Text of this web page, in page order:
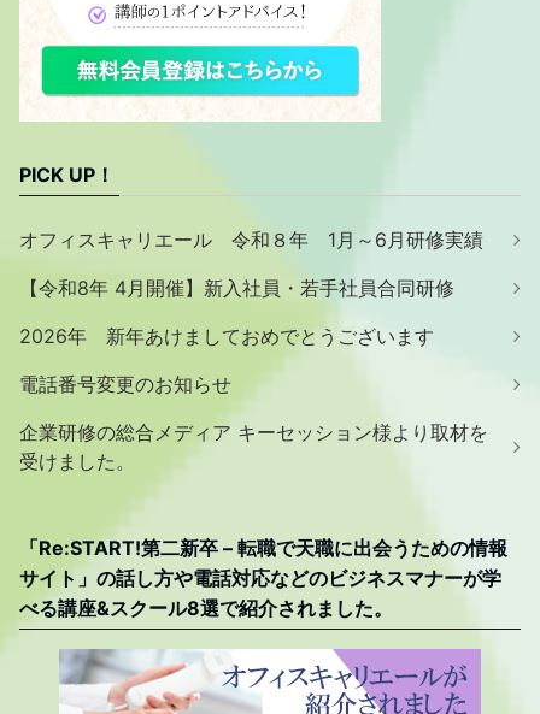
PICK UP！
オフィスキャリエール 令和８年 1月～6月研修実績
【令和8年 4月開催】新入社員・若手社員合同研修
2026年 新年あけましておめでとうございます
電話番号変更のお知らせ
企業研修の総合メディア キーセッション様より取材を
受けました。
「Re:START!第二新卒 – 転職で天職に出会うための情報
サイト」の話し方や電話対応などのビジネスマナーが学
べる講座&スクール8選で紹介されました。